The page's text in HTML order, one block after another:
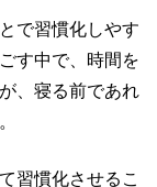
で習慣化しやす
す中で、時間を
、寝る前であれ
習慣化させるこ